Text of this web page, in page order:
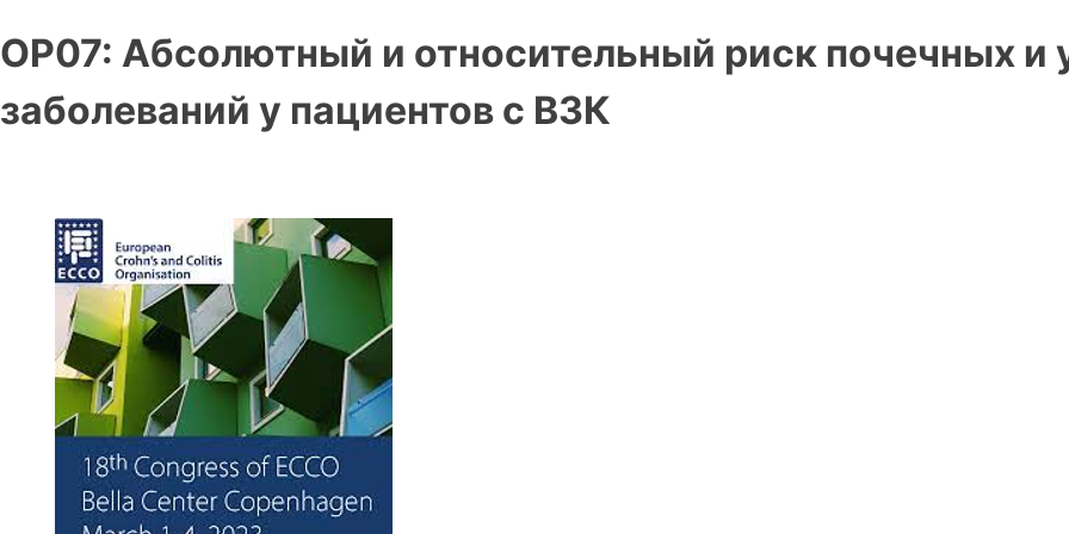
OP07: Абсолютный и относительный риск почечных и
заболеваний у пациентов с ВЗК